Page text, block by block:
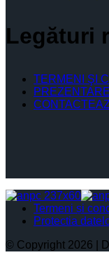
Legături
TERMENI ŞI
Termeni și
Protectia
© Copyright 2026 |